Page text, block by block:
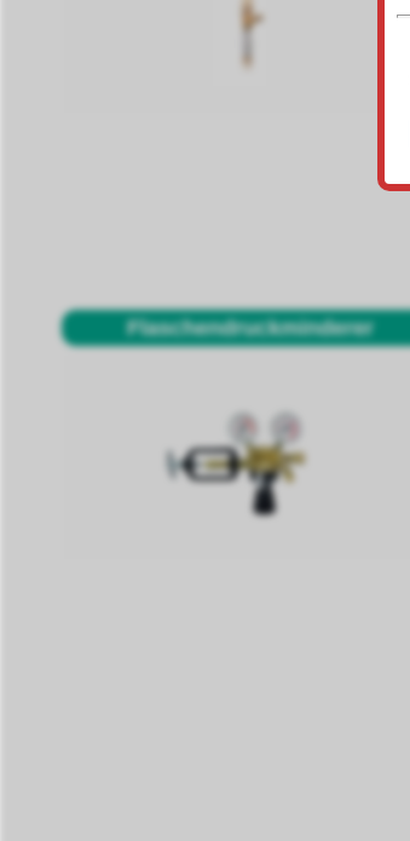
Flaschendruckminderer